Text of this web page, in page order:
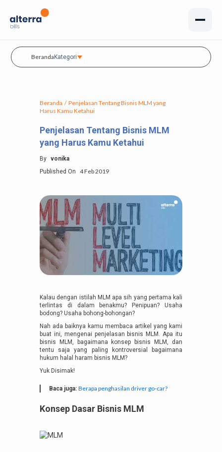
BerandaKategori
Beranda / Penjelasan Tentang Bisnis MLM yang
Harus Kamu Ketahui
Penjelasan Tentang Bisnis MLM
yang Harus Kamu Ketahui
By vonika
Published On
4 Feb 2019
Kalau dengan istilah MLM apa sih yang pertama kali
terlintas di dalam benakmu? Penipuan? Usaha
bodong? Usaha bohong-bohongan?
Nah ada baiknya kamu membaca artikel yang kami
buat ini, mengenai penjelasan bisnis MLM. Apa itu
bisnis MLM, bagaimana konsep bisnis MLM, dan
tentu saja yang paling kontroversial bagaimana
hukum halal haram bisnis MLM?
Yuk Disimak!
Baca juga: Berapa penghasilan driver go-car?
Konsep Dasar Bisnis MLM